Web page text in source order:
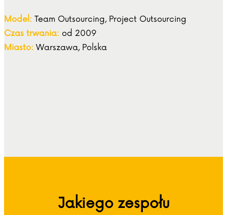
Model: Team Outsourcing, Project Outsourcing
Czas trwania: od 2009
Miasto: Warszawa, Polska
Jakiego zespołu